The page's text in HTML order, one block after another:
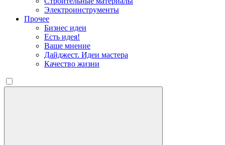
Электроинструменты
Прочее
Бизнес идеи
Есть идея!
Ваше мнение
Дайджест. Идеи мастера
Качество жизни